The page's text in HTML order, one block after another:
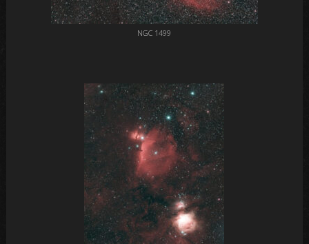
NGC 1499